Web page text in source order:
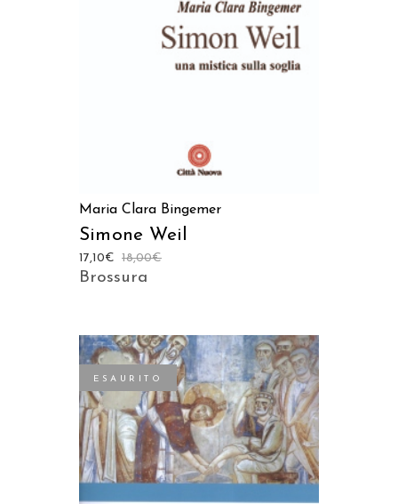
AGGIUNGI AL CARRELLO
Maria Clara Bingemer
Simone Weil
18,00€
17,10€
Brossura
ESAURITO